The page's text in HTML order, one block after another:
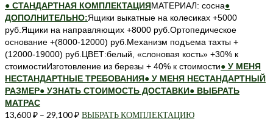
выбрать
на
странице
товара.
● СТАНДАРТНАЯ КОМПЛЕКТАЦИЯМАТЕРИАЛ: сосна●
ДОПОЛНИТЕЛЬНО:Ящики выкатные на колесиках +5000
руб.Ящики на направляющих +8000 руб.Ортопедическое
основание +(8000-12000) руб.Механизм подъема тахты +
(12000-19000) руб.ЦВЕТ:белый, «слоновая кость» +30% к
стоимостиИзготовление из березы + 40% к стоимости● У МЕНЯ
НЕСТАНДАРТНЫЕ ТРЕБОВАНИЯ● У МЕНЯ НЕСТАНДАРТНЫЙ
РАЗМЕР● УЗНАТЬ СТОИМОСТЬ ДОСТАВКИ● ВЫБРАТЬ
МАТРАС
13,600₽ – 29,100₽ ВЫБРАТЬ КОМПЛЕКТАЦИЮЭтот